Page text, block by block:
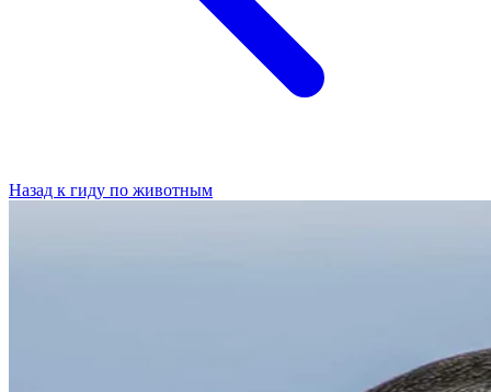
Назад к гиду по животным